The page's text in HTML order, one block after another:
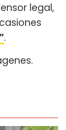
legal,
.